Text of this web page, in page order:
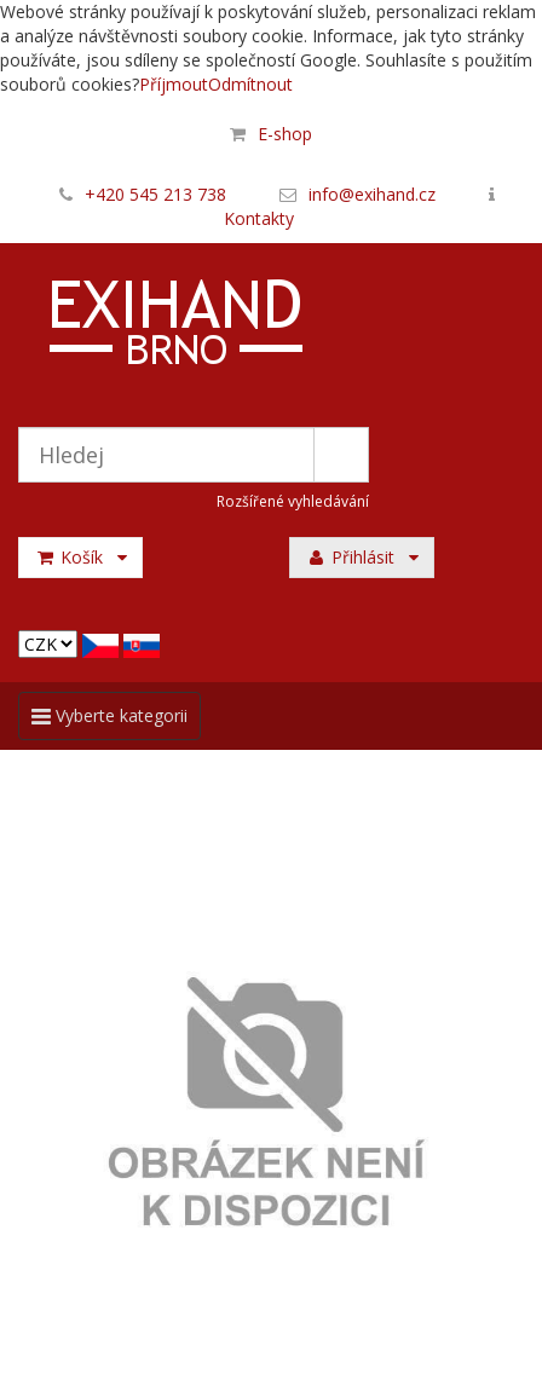
Webové stránky používají k poskytování služeb, personalizaci reklam
a analýze návštěvnosti soubory cookie. Informace, jak tyto stránky
používáte, jsou sdíleny se společností Google. Souhlasíte s použitím
souborů cookies?PříjmoutOdmítnout
E-shop
+420 545 213 738
info@exihand.cz
Kontakty
Rozšířené vyhledávání
Košík Přihlásit
Toggle
navigation
Vyberte kategorii